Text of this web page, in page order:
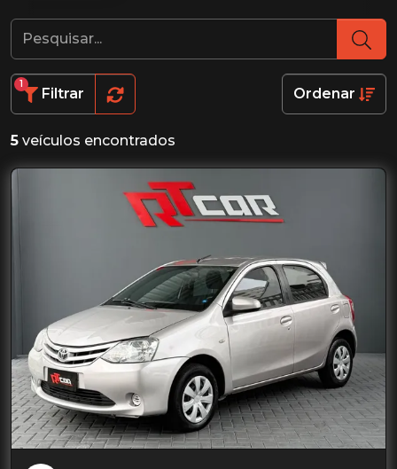
Filtrar
1
Ordenar
5 veículos encontrados